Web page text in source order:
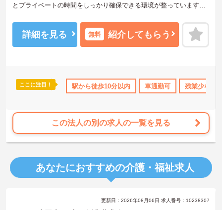
資格取得サポート 研修制度あり 産休･育休･介護休暇取得実績あ
とプライベートの時間をしっかり確保できる環境が整っています。
る各種手当も充実しています。現場には80名ほどのスタッフが在籍
しており（※2026年6月時点）、職員同士で協力し合える人員体制
があるため、安心して業務に取り組むことができます。定着率は8
意されています。
・80名ほどのスタッフが在籍しているため職員同士で支え合いなが
らケアを実践できます
・先輩スタッフが丁寧にフォローするため新しい環境でも安心して
業務を習得できます
なく長く専門性を深められます
【年間休日124日で心身をリフレッシュ】
詳細を見る 無料 紹介してもらう
ここに注目！ 駅から徒歩10分以内 車通勤可 残業少なめ
この法人の別の求人の一覧を見る
あなたにおすすめの介護・福祉求人
更新日：2026年08月06日 求人番号：10238307